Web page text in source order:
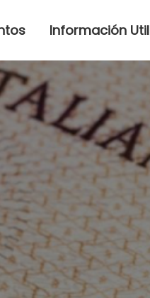
Información Util